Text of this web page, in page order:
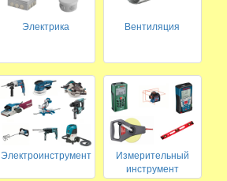
Электрика Вентиляция
Электроинструмент
Измерительный
инструмент